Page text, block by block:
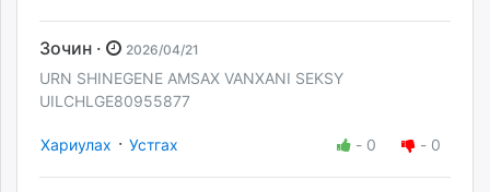
Зочин · 2026/04/21
URN SHINEGENE AMSAX VANXANI SEKSY
UILCHLGE80955877
Хариулах · Устгах - 0 - 0